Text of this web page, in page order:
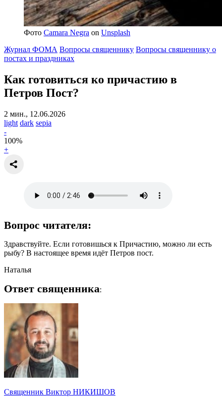
Фото Camara Negra on Unsplash
Журнал ФОМА Вопросы священнику Вопросы священнику о
постах и праздниках
Как готовиться ко причастию в
Петров Пост?
2 мин., 12.06.2026
light dark sepia
-
100%
+
Вопрос читателя:
Здравствуйте. Если готовишься к Причастию, можно ли есть
рыбу? В настоящее время идёт Петров пост.
Наталья
Ответ священника:
Священник Виктор НИКИШОВ